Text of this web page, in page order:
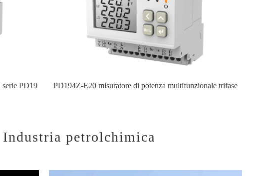
PD19 PD194Z-E20 misuratore di potenza multifunzionale trifase
petrolchimica